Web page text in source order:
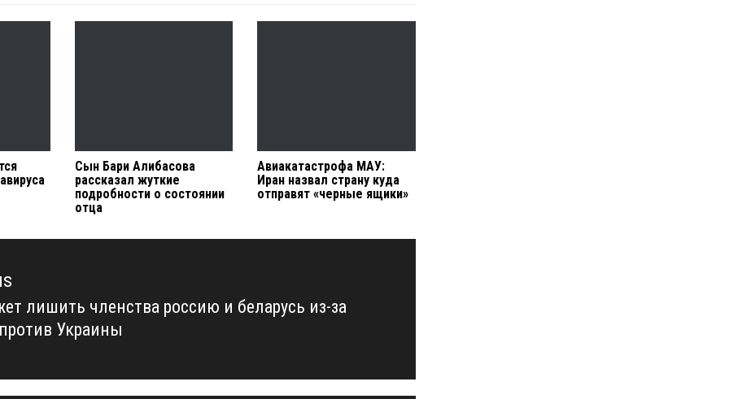
Сын Бари Алибасова
рассказал жуткие
подробности о состоянии
отца
Авиакатастрофа МАУ:
Иран назвал страну куда
отправят «черные ящики»
лишить членства россию и беларусь из-за
Украины